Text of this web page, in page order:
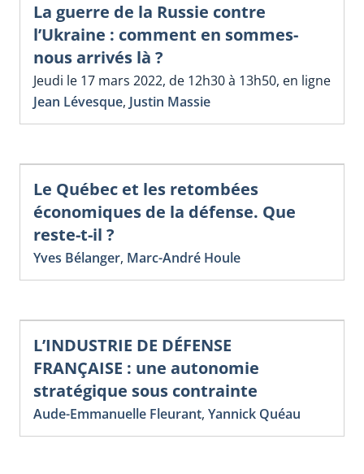
La guerre de la Russie contre
l’Ukraine : comment en sommes-
nous arrivés là ?
Jeudi le 17 mars 2022, de 12h30 à 13h50, en ligne
Jean Lévesque, Justin Massie
Le Québec et les retombées
économiques de la défense. Que
reste-t-il ?
Yves Bélanger, Marc-André Houle
L’INDUSTRIE DE DÉFENSE
FRANÇAISE : une autonomie
stratégique sous contrainte
Aude-Emmanuelle Fleurant, Yannick Quéau